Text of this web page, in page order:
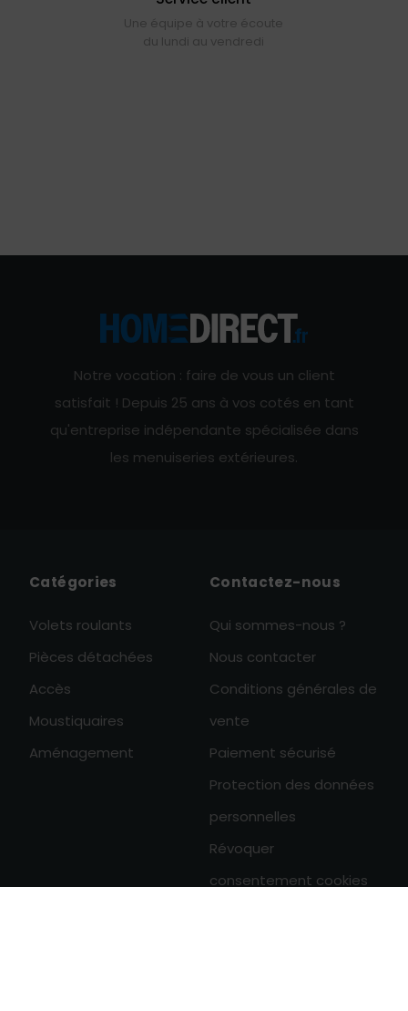
Une équipe à votre écoute
du lundi au vendredi
Notre vocation : faire de vous un client
satisfait ! Depuis 25 ans à vos cotés en tant
qu'entreprise indépendante spécialisée dans
les menuiseries extérieures.
Catégories
Volets roulants
Pièces détachées
Accès
Moustiquaires
Aménagement
Contactez-nous
Qui sommes-nous ?
Nous contacter
Conditions générales de
vente
Paiement sécurisé
Protection des données
personnelles
Révoquer
consentement cookies